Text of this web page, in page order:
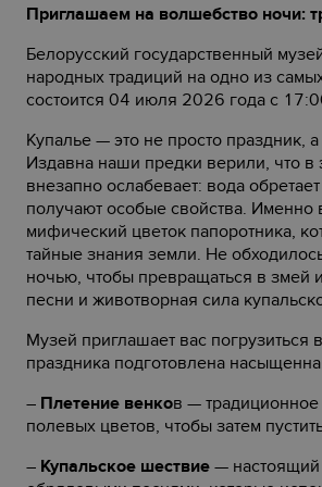
Приглашаем на волшебство ночи:
Белорусский государственный
народных традиций на одно из
состоится 04 июля 2026 года с
Купалье — это не просто праздник,
Издавна наши предки верили, что
внезапно ослабевает: вода
получают особые свойства. Именно
мифический цветок папоротника,
тайные знания земли. Не
ночью, чтобы превращаться в змей
песни и животворная сила
Музей приглашает вас
праздника подготовлена
– Плетение венков — традиционное
полевых цветов, чтобы затем
– Купальское шествие — настоящий